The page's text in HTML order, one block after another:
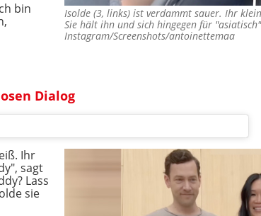
Isolde (3, links) ist verdammt sauer. Ihr
Sie hält ihn und sich hingegen für
Instagram/Screenshots/antoinettemaa
bin
Dialog
Ihr
sagt
Lass
sie